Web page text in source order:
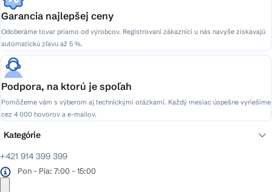
Garancia najlepšej ceny
Odoberáme tovar priamo od výrobcov. Registrovaní zákazníci u nás navyše získavajú
automatickú zľavu až 5 %.
Podpora, na ktorú je spoľah
Pomôžeme vám s výberom aj technickými otázkami. Každý mesiac úspešne vyriešime
cez 4 000 hovorov a e-mailov.
+421 914 399 399
Pon - Pia: 7:00 - 15:00
Kategórie